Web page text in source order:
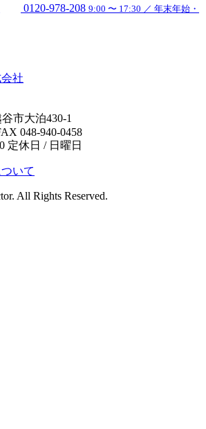
0120-978-208 9:00 〜 17:30 ／ 年末年始・
社
市大泊430-1
048-940-0458
定休日 / 日曜日
いて
All Rights Reserved.